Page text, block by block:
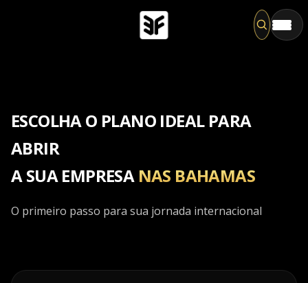
ESCOLHA O PLANO IDEAL PARA
ABRIR
A SUA EMPRESA NAS BAHAMAS
O primeiro passo para sua jornada internacional